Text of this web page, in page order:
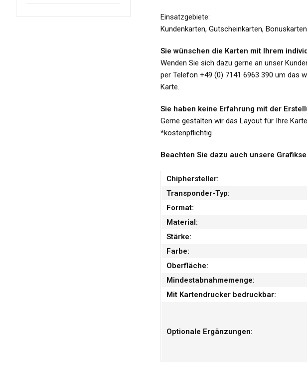
Einsatzgebiete:
Kundenkarten, Gutscheinkarten,
Sie wünschen die Karten mit Ihrem
Wenden Sie sich dazu gerne an unser
per Telefon +49 (0) 7141 6963 390 um das
Karte.
Sie haben keine Erfahrung mit der
Gerne gestalten wir das Layout für Ihre
*kostenpflichtig
Beachten Sie dazu auch unsere
Chiphersteller:
Transponder-Typ:
Format:
Material:
Stärke:
Farbe:
Oberfläche:
Mindestabnahmemenge:
Mit Kartendrucker bedruckbar:
Optionale Ergänzungen: